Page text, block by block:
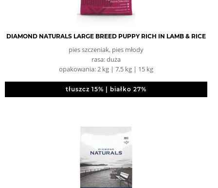
DIAMOND NATURALS LARGE BREED PUPPY RICH IN LAMB & RICE
pies szczeniak, pies młody
rasa: duża
opakowania: 2 kg | 7,5 kg | 15 kg
tłuszcz 15% | białko 27%